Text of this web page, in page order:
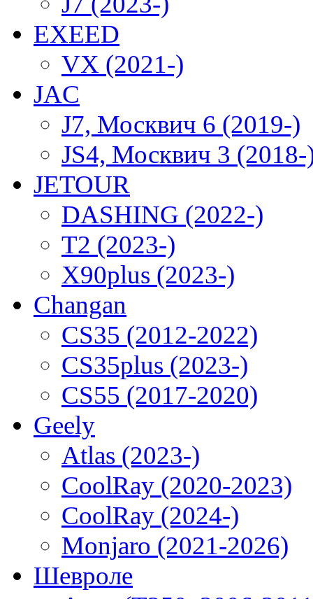
EXEED
VX (2021-)
JAC
J7, Москвич 6 (2019-)
JS4, Москвич 3 (2018-
JETOUR
DASHING (2022-)
T2 (2023-)
X90plus (2023-)
Changan
CS35 (2012-2022)
CS35plus (2023-)
CS55 (2017-2020)
Geely
Atlas (2023-)
CoolRay (2020-2023)
CoolRay (2024-)
Monjaro (2021-2026)
Шевроле